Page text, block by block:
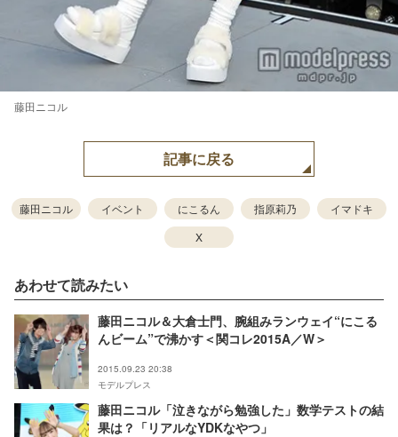
藤田ニコル
記事に戻る
藤田ニコル イベント にこるん 指原莉乃
イマドキ
X
あわせて読みたい
藤田ニコル＆大倉士門、腕組みランウェイ“にこる
んビーム”で沸かす＜関コレ2015A／W＞
2015.09.23 20:38
モデルプレス
藤田ニコル「泣きながら勉強した」数学テストの結
果は？「リアルなYDKなやつ」